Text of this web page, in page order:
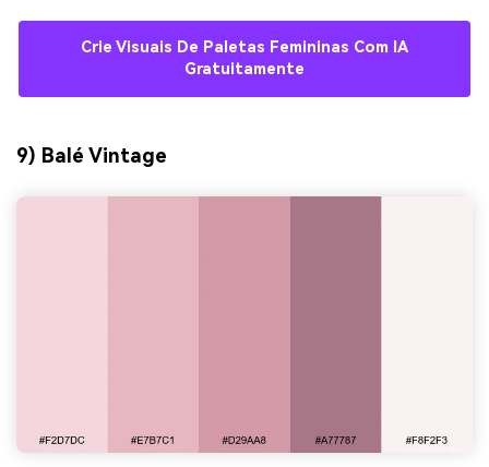
Crie Visuais De Paletas Femininas Com IA
Gratuitamente
9) Balé Vintage